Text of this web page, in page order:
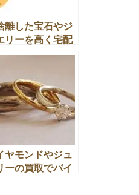
離した宝石やジ
リーを高く宅配
をしてくれる買
ヤモンドやジュ
ーの買取でバイ